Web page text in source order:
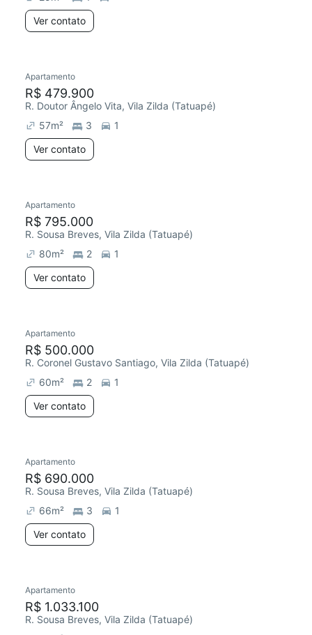
Ver contato
Apartamento
R$ 479.900
R. Doutor Ângelo Vita, Vila Zilda (Tatuapé)
57m² 3
1
Ver contato
Apartamento
R$ 795.000
R. Sousa Breves, Vila Zilda (Tatuapé)
80m² 2
1
Ver contato
Apartamento
R$ 500.000
R. Coronel Gustavo Santiago, Vila Zilda (Tatuapé)
60m² 2
1
Ver contato
Apartamento
R$ 690.000
R. Sousa Breves, Vila Zilda (Tatuapé)
66m² 3
1
Ver contato
Apartamento
R$ 1.033.100
R. Sousa Breves, Vila Zilda (Tatuapé)